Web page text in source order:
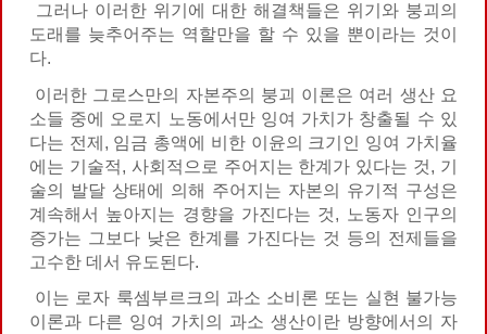
그러나 이러한 위기에 대한 해결책들은 위기와 붕괴의
도래를 늦추어주는 역할만을 할 수 있을 뿐이라는 것이
다.
이러한 그로스만의 자본주의 붕괴 이론은 여러 생산 요
소들 중에 오로지 노동에서만 잉여 가치가 창출될 수 있
다는 전제, 임금 총액에 비한 이윤의 크기인 잉여 가치율
에는 기술적, 사회적으로 주어지는 한계가 있다는 것, 기
술의 발달 상태에 의해 주어지는 자본의 유기적 구성은
계속해서 높아지는 경향을 가진다는 것, 노동자 인구의
증가는 그보다 낮은 한계를 가진다는 것 등의 전제들을
고수한 데서 유도된다.
이는 로자 룩셈부르크의 과소 소비론 또는 실현 불가능
이론과 다른 잉여 가치의 과소 생산이란 방향에서의 자